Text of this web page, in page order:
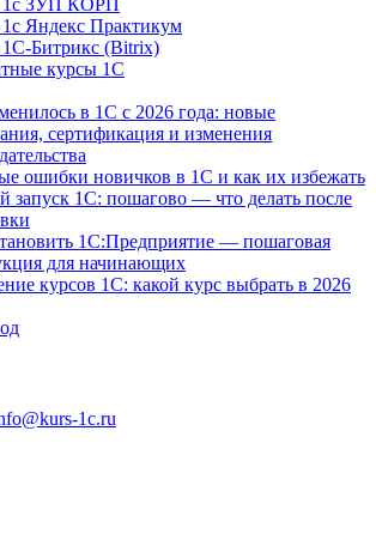
1с ЗУП КОРП
Яндекс Практикум
Битрикс (Bitrix)
курсы 1С
в 1С с 2026 года: новые
сертификация и изменения
ошибки новичков в 1С и как их избежать
запуск 1С: пошагово — что делать после
1С:Предприятие — пошаговая
для начинающих
курсов 1С: какой курс выбрать в 2026
1c.ru